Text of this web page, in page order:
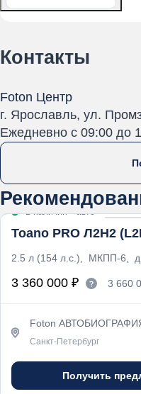
Контакты
Foton Центр
г. Ярославль, ул.
Ежедневно c 09:00 до
В наличии·авто
Toano PRO Л2Н2
2.5 л (154 л.с.), МКПП-6,
3 360 000 ₽ 3 660
Foton
Санкт-Петербург
Получить